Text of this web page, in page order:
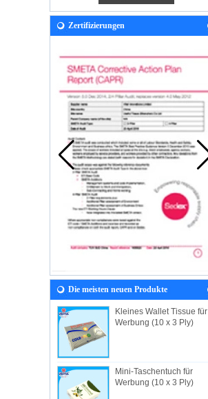
Zertifizierungen
Die meisten neuen Produkte
Kleines Wallet Tissue für
Werbung (10 x 3 Ply)
Mini-Taschentuch für
Werbung (10 x 3 Ply)